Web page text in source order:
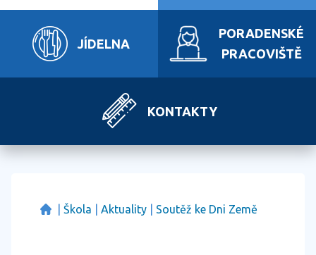
JÍDELNA
PORADENSKÉ
PRACOVIŠTĚ
KONTAKTY
Škola Aktuality Soutěž ke Dni Země